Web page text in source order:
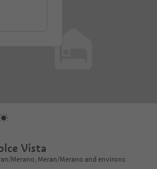
Vista
Merano, Meran/Merano and environs